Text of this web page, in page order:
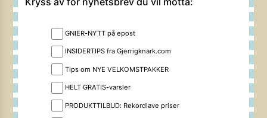
GNIER-NYTT på epost
INSIDERTIPS fra Gjerrigknark.com
Tips om NYE VELKOMSTPAKKER
HELT GRATIS-varsler
PRODUKTTILBUD: Rekordlave priser